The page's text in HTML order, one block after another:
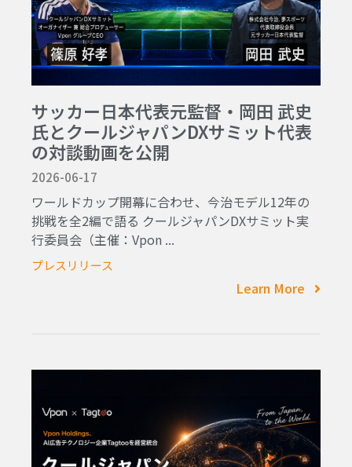
サッカー日本代表元監督・岡田 武史
氏とクールジャパンDXサミット代表
の対談動画を公開
2026-06-17
ワールドカップ開幕に合わせ、今治モデル12年の
挑戦を全2編で語る クールジャパンDXサミット実
行委員会（主催：Vpon ...
プレスリリース
Learn More